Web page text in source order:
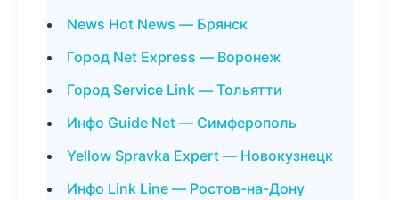
News Hot News — Брянск
Город Net Express — Воронеж
Город Service Link — Тольятти
Инфо Guide Net — Симферополь
Yellow Spravka Expert — Новокузнецк
Инфо Link Line — Ростов-на-Дону